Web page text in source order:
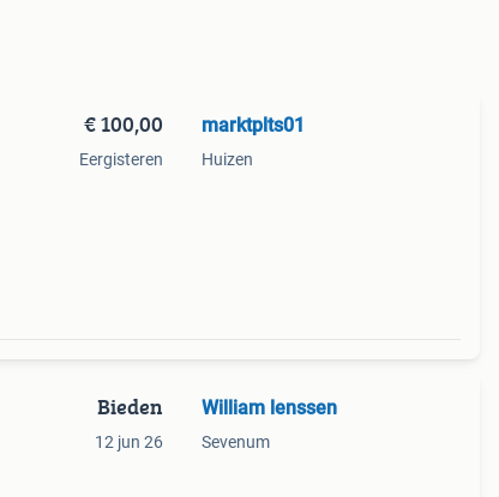
€ 100,00
Eergisteren
marktplts01
Huizen
Bieden
12 jun 26
William lenssen
Sevenum